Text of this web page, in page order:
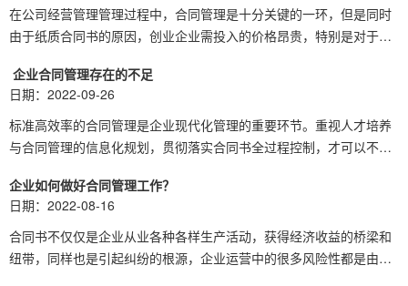
在公司经营管理管理过程中，合同管理是十分关键的一环，但是同时
由于纸质合同书的原因，创业企业需投入的价格昂贵，特别是对于
​ 企业合同管理存在的不足
日期：2022-09-26
标准高效率的合同管理是企业现代化管理的重要环节。重视人才培养
与合同管理的信息化规划，贯彻落实合同书全过程控制，才可以不
企业如何做好合同管理工作？
日期：2022-08-16
合同书不仅仅是企业从业各种各样生产活动，获得经济收益的桥梁和
纽带，同样也是引起纠纷的根源，企业运营中的很多风险性都是由